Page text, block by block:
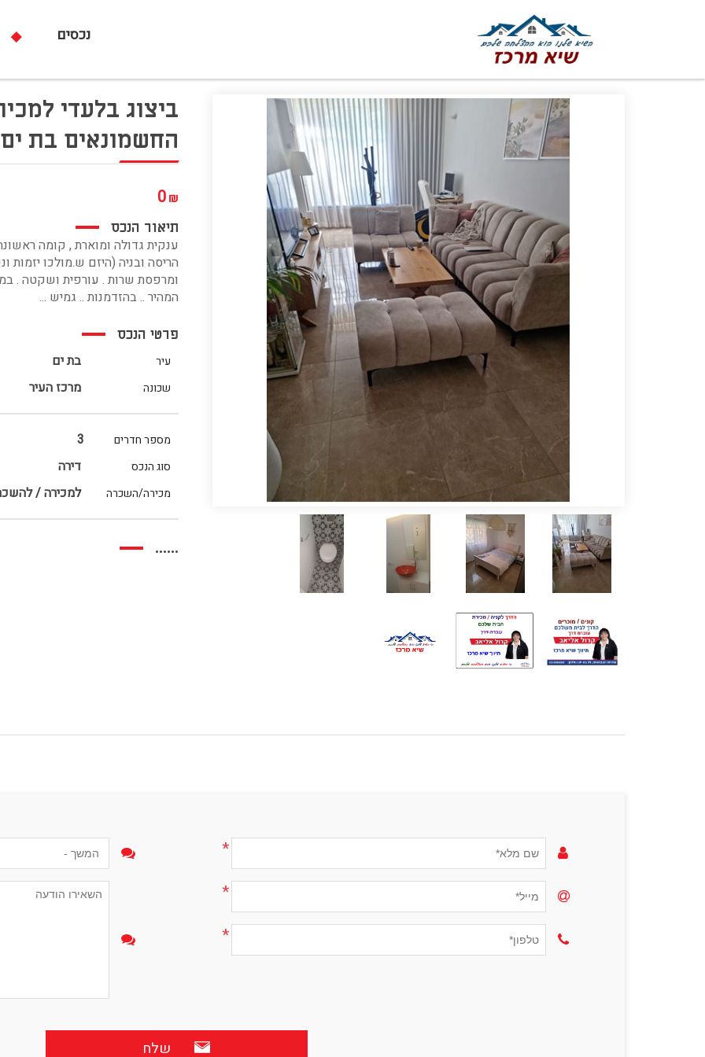
נכסים
החשמונאים בת ים קרול
0₪
תיאור הנכס
הריסה ובניה (היזם ש.מולכו
ומרפסת שרות . עורפית ושקטה .
המהיר .. בהזדמנות .. גמיש ...
פרטי הנכס
עיר בת ים
שכונה מרכז העיר
מספר חדרים 3
סוג הנכס דירה
מכירה/השכרה למכירה /
......
*
*
*
שלח